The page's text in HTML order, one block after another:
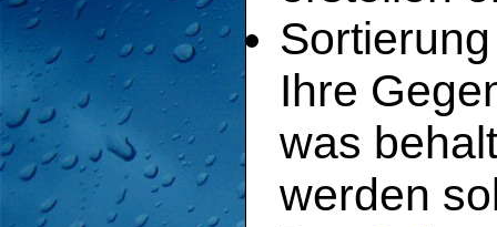
Ihre
was
werden